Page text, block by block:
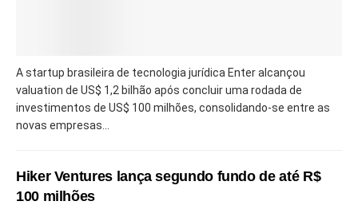
A startup brasileira de tecnologia jurídica Enter alcançou
valuation de US$ 1,2 bilhão após concluir uma rodada de
investimentos de US$ 100 milhões, consolidando-se entre as
novas empresas...
Hiker Ventures lança segundo fundo de até R$
100 milhões